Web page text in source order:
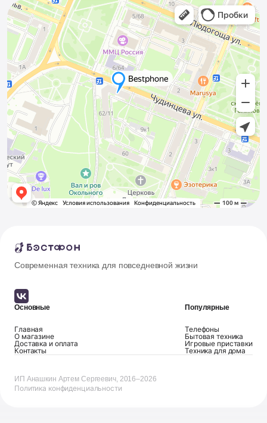
Современная техника для повседневной жизни
Основные
Главная
О магазине
Доставка и оплата
Контакты
Популярные
Телефоны
Бытовая техника
Игровые приставки
Техника для дома
ИП Анашкин Артем Сергеевич, 2016–2026
Политика конфиденциальности